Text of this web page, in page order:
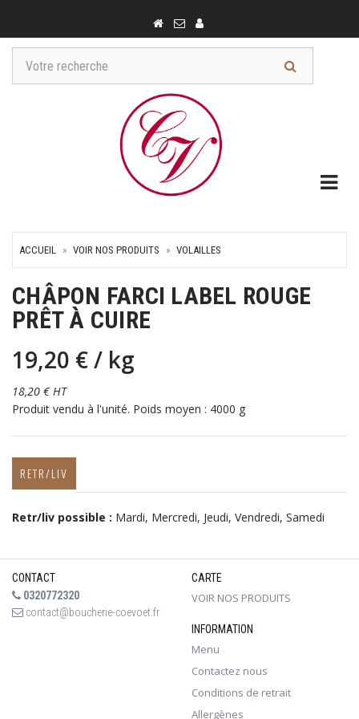
ACCUEIL VOIR NOS PRODUITS VOLAILLES
CHÂPON FARCI LABEL ROUGE
PRÊT À CUIRE
19,20 €/ kg
18,20 € HT
Produit vendu à l'unité. Poids moyen : 4000 g
RETR/LIV
Retr/liv possible : Mardi, Mercredi, Jeudi, Vendredi, Samedi
CONTACT
0320772320
contact@boucherie-coevoet.fr
CARTE
VOIR NOS PRODUITS
INFORMATION
Menu
Contactez nous
Conditions de retrait
Allergènes